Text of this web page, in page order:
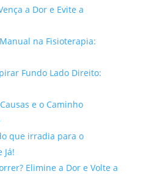
a Dor e Evite a
na Fisioterapia:
Fundo Lado Direito:
e o Caminho
que irradia para o
Já!
Elimine a Dor e Volte a